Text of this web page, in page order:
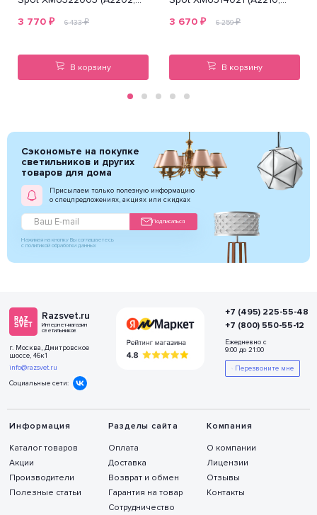
3 770 ₽ 6 433₽
В корзину
3 670 ₽ 6 259₽
В корзину
Сэкономьте на покупке
светильников и других
товаров для дома
Присылаем только полезную информацию
о спецпредложениях, акциях или скидках
Подписаться
Нажимая на кнопку Вы соглашаетесь
с политикой обработки данных
Razsvet.ru
Интернет-магазин
светильников
г. Москва, Дмитровское
шоссе, 46к1
info@razsvet.ru
Социальные сети:
Информация
Каталог товаров
Акции
Производители
Полезные статьи
Разделы сайта
Оплата
Доставка
Возврат и обмен
Гарантия на товар
Сотрудничество
Компания
О компании
Лицензии
Отзывы
Контакты
+7 (495) 225-55-48
+7 (800) 550-55-12
Ежедневно с
9:00 до 21:00
Перезвоните мне